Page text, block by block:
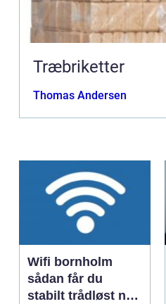
Træbriketter
Thomas Andersen
Wifi bornholm
sådan får du
stabilt trådløst net